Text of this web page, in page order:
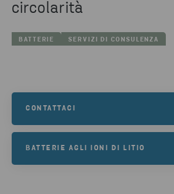
circolarità
BATTERIE SERVIZI DI CONSULENZA
CONTATTACI
BATTERIE AGLI IONI DI LITIO